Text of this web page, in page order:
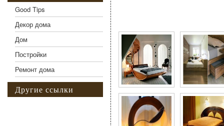
Good Tips
Декор дома
Дом
Постройки
Ремонт дома
Другие ссылки